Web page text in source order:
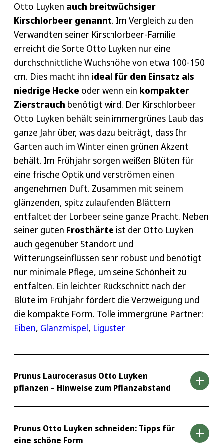
Otto Luyken auch breitwüchsiger
Kirschlorbeer genannt. Im Vergleich zu den
Verwandten seiner Kirschlorbeer-Familie
erreicht die Sorte Otto Luyken nur eine
durchschnittliche Wuchshöhe von etwa 100-150
cm. Dies macht ihn ideal für den Einsatz als
niedrige Hecke oder wenn ein kompakter
Zierstrauch benötigt wird. Der Kirschlorbeer
Otto Luyken behält sein immergrünes Laub das
ganze Jahr über, was dazu beiträgt, dass Ihr
Garten auch im Winter einen grünen Akzent
behält. Im Frühjahr sorgen weißen Blüten für
eine frische Optik und verströmen einen
angenehmen Duft. Zusammen mit seinem
glänzenden, spitz zulaufenden Blättern
entfaltet der Lorbeer seine ganze Pracht. Neben
seiner guten Frosthärte ist der Otto Luyken
auch gegenüber Standort und
Witterungseinflüssen sehr robust und benötigt
nur minimale Pflege, um seine Schönheit zu
entfalten. Ein leichter Rückschnitt nach der
Blüte im Frühjahr fördert die Verzweigung und
die kompakte Form. Tolle immergrüne Partner:
Eiben, Glanzmispel, Liguster
Prunus Laurocerasus Otto Luyken
pflanzen – Hinweise zum Pflanzabstand
Der Kirschlorbeer Otto Luyken ist, dank seiner
Prunus Otto Luyken schneiden: Tipps für
eine schöne Form